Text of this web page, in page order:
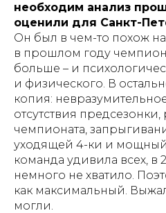
необходим анализ
оценили для Санкт-
Он был в чем-то похож на
в прошлом году
больше – и
и физического. В
копия:
отсутствия предсезонки,
чемпионата,
уходящей 4-ки и
команда удивила всех, в
немного не хватило.
как максимальный.
могли.